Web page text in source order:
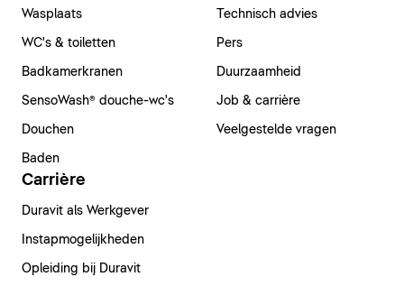
Wasplaats
WC's & toiletten
Badkamerkranen
SensoWash® douche-wc's
Douchen
Baden
Technisch advies
Pers
Duurzaamheid
Job & carrière
Veelgestelde vragen
Carrière
Duravit als Werkgever
Instapmogelijkheden
Opleiding bij Duravit